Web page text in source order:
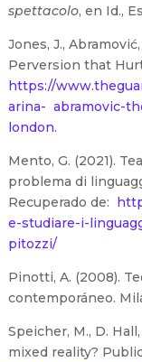
spettacolo, en Id.,
Jones, J.,
Perversion that
https://
arina- abramovic-
london.
Mento, G. (2021).
problema di
Recuperado de:
e-studiare-i-
pitozzi/
Pinotti, A. (2008).
contemporáneo.
Speicher, M., D.
mixed reality?